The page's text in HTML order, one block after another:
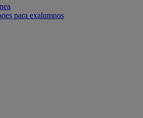
para exalumnos